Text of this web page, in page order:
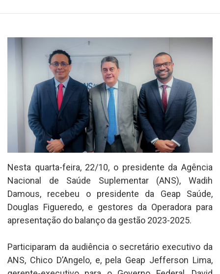
Nesta quarta-feira, 22/10, o presidente da Agência
Nacional de Saúde Suplementar (ANS), Wadih
Damous, recebeu o presidente da Geap Saúde,
Douglas Figueredo, e gestores da Operadora para
apresentação do balanço da gestão 2023-2025.
Participaram da audiência o secretário executivo da
ANS, Chico D’Angelo, e, pela Geap Jefferson Lima,